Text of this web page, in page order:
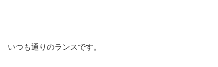
いつも通りのランスです。